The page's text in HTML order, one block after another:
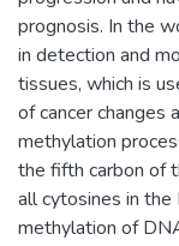
prognosis. In the
in detection and
tissues, which is
of cancer changes
methylation
the fifth carbon of
all cytosines in the
methylation of